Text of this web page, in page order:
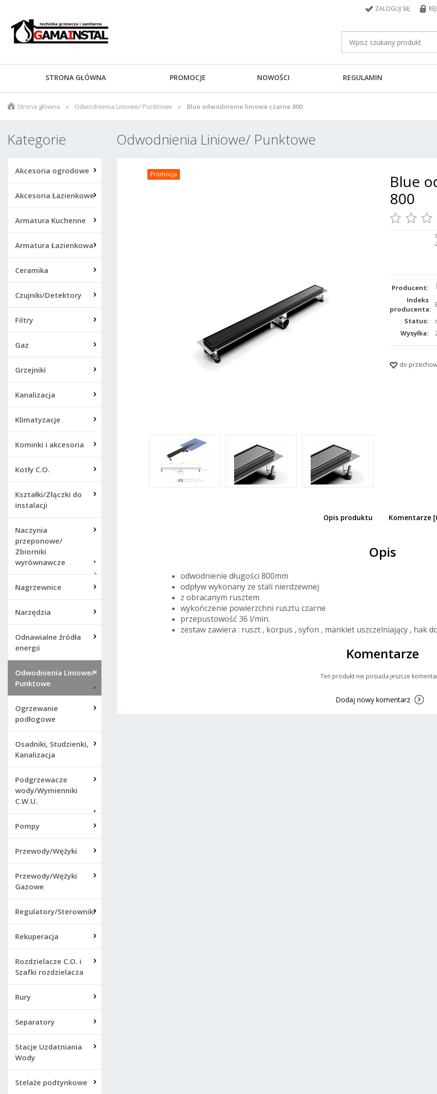
ZALOGUJ SIĘ
STRONA GŁÓWNA PROMOCJE NOWOŚCI REGULAMIN
Strona główna Odwodnienia Liniowe/ Punktowe Blue odwodnienie liniowe czarne 800
Kategorie
Akcesoria ogrodowe
Akcesoria Łazienkowe
Armatura Kuchenne
Armatura Łazienkowa
Ceramika
Czujniki/Detektory
Filtry
Gaz
Grzejniki
Kanalizacja
Klimatyzacje
Kominki i akcesoria
Kotły C.O.
Kształki/Złączki do
instalacji
Naczynia
przeponowe/
Zbiorniki
wyrównawcze
Nagrzewnice
Narzędzia
Odnawialne źródła
energii
Odwodnienia Liniowe/
Punktowe
Ogrzewanie
podłogowe
Osadniki, Studzienki,
Kanalizacja
Podgrzewacze
wody/Wymienniki
C.W.U.
Pompy
Przewody/Wężyki
Przewody/Wężyki
Gazowe
Regulatory/Sterowniki
Rekuperacja
Rozdzielacze C.O. i
Szafki rozdzielacza
Rury
Separatory
Stacje Uzdatniania
Wody
Stelaże podtynkowe
Odwodnienia Liniowe/ Punktowe
Promocja
Blue
800
Producent:
Indeks
producenta:
Status:
Wysyłka:
do
Blue odwodnienie liniowe czarne 800
Opis produktu Komentarze
Opis
odwodnienie długości 800mm
odpływ wykonany ze stali nierdzewnej
z obracanym rusztem
wykończenie powierzchni rusztu czarne
przepustowość 36 l/min.
zestaw zawiera : ruszt , korpus , syfon , mankiet uszczelniający , hak
Komentarze
Ten produkt nie posiada jeszcze
Dodaj nowy komentarz